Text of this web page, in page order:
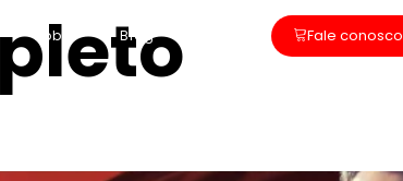
sobre Blog Fale conosco